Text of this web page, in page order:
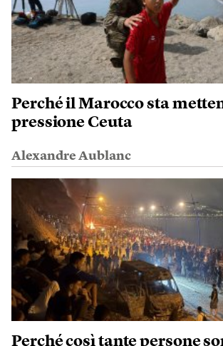
Perché il Marocco sta
pressione Ceuta
Alexandre Aublanc
Perché così tante persone